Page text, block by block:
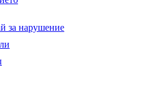
за нарушение